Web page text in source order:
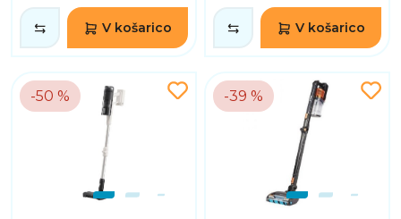
V košarico V košarico
-50 % -39 %